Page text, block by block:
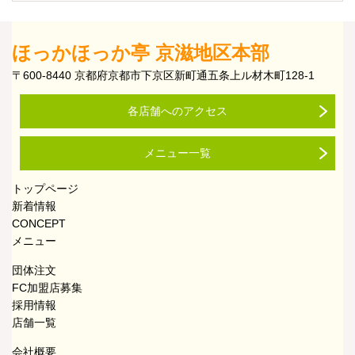
ほっかほっか亭 京滋地区本部
〒600-8440 京都府京都市下京区新町通五条上ル材木町128-1
各店舗へのアクセス
メニュー一覧
トップページ
新着情報
CONCEPT
メニュー
団体注文
FC加盟店募集
採用情報
店舗一覧
会社概要